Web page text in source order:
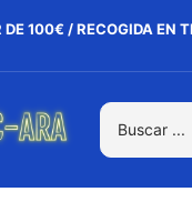
100€ / RECOGIDA EN